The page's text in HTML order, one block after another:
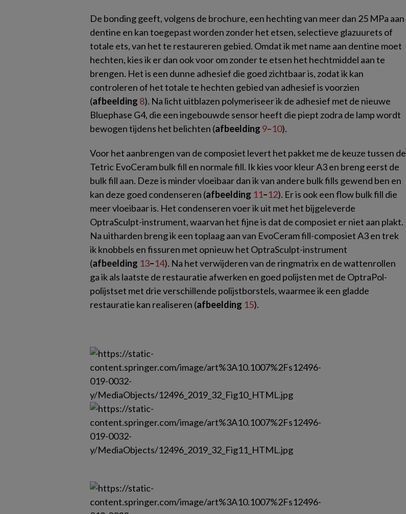
De bonding geeft, volgens de brochure, een hechting van meer dan 25 MPa aan
dentine en kan toegepast worden zonder het etsen, selectieve glazuurets of
totale ets, van het te restaureren gebied. Omdat ik met name aan dentine moet
hechten, kies ik er dan ook voor om zonder te etsen het hechtmiddel aan te
brengen. Het is een dunne adhesief die goed zichtbaar is, zodat ik kan
controleren of het totale te hechten gebied van adhesief is voorzien
(afbeelding 8). Na licht uitblazen polymeriseer ik de adhesief met de nieuwe
Bluephase G4, die een ingebouwde sensor heeft die piept zodra de lamp wordt
bewogen tijdens het belichten (afbeelding 9–10).
Voor het aanbrengen van de composiet levert het pakket me de keuze tussen de
Tetric EvoCeram bulk fill en normale fill. Ik kies voor kleur A3 en breng eerst de
bulk fill aan. Deze is minder vloeibaar dan ik van andere bulk fills gewend ben en
kan deze goed condenseren (afbeelding 11–12). Er is ook een flow bulk fill die
meer vloeibaar is. Het condenseren voer ik uit met het bijgeleverde
OptraSculpt-instrument, waarvan het fijne is dat de composiet er niet aan plakt.
Na uitharden breng ik een toplaag aan van EvoCeram fill-composiet A3 en trek
ik knobbels en fissuren met opnieuw het OptraSculpt-instrument
(afbeelding 13–14). Na het verwijderen van de ringmatrix en de wattenrollen
ga ik als laatste de restauratie afwerken en goed polijsten met de OptraPol-
polijstset met drie verschillende polijstborstels, waarmee ik een gladde
restauratie kan realiseren (afbeelding 15).